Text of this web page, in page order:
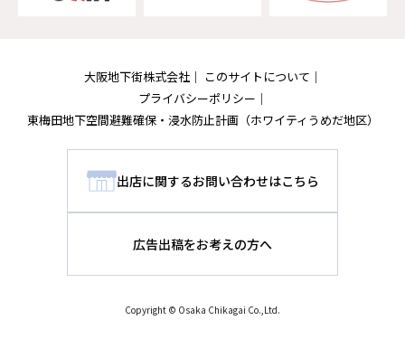
大阪地下街株式会社
このサイトについて
プライバシーポリシー
東梅田地下空間避難確保・浸水防止計画（ホワイティうめだ地区）
出店に関するお問い合わせはこちら
広告出稿をお考えの方へ
Copyright © Osaka Chikagai Co.,Ltd.